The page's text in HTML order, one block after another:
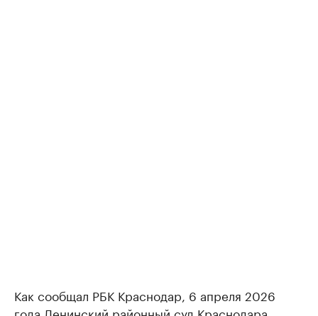
Как сообщал РБК Краснодар, 6 апреля 2026